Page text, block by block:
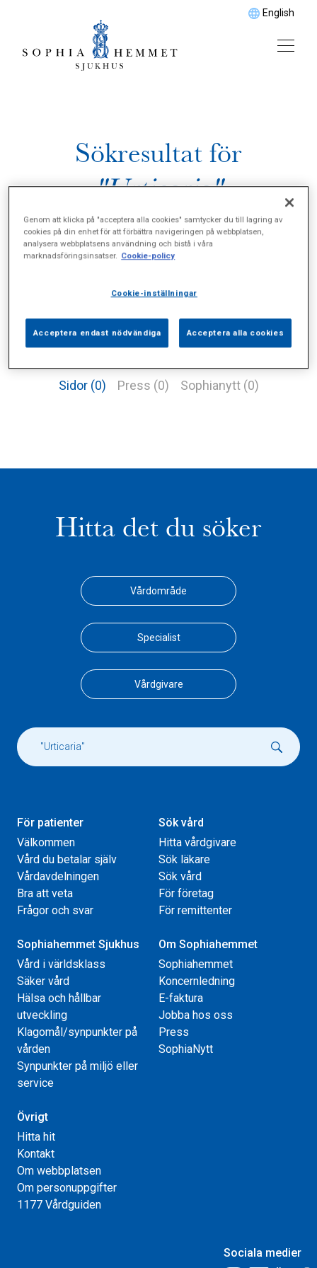
English
Sökresultat för
"Urticaria"
Sidor (0) Press (0) Sophianytt (0)
Hitta det du söker
Vårdområde
Specialist
Vårdgivare
För patienter
Välkommen
Vård du betalar själv
Vårdavdelningen
Bra att veta
Frågor och svar
Sök vård
Hitta vårdgivare
Sök läkare
Sök vård
För företag
För remittenter
Sophiahemmet Sjukhus
Vård i världsklass
Säker vård
Hälsa och hållbar
utveckling
Klagomål/synpunkter på
vården
Synpunkter på miljö eller
service
Om Sophiahemmet
Sophiahemmet
Koncernledning
E-faktura
Jobba hos oss
Press
SophiaNytt
Övrigt
Hitta hit
Kontakt
Om webbplatsen
Om personuppgifter
1177 Vårdguiden
Sociala medier
Genom att klicka på "acceptera alla cookies" samtycker du till lagring av
cookies på din enhet för att förbättra navigeringen på webbplatsen,
analysera webbplatsens användning och bistå i våra
marknadsföringsinsatser. Cookie-policy
Cookie-inställningar
Acceptera endast nödvändiga Acceptera alla cookies